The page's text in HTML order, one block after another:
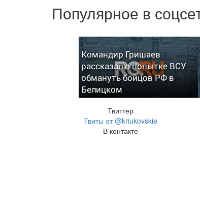
Популярное в
Командир Гришаев
рассказал о попытке ВСУ
обмануть бойцов РФ в
Белицком
Твиттер
Твиты от @kriukovskie
В контакте